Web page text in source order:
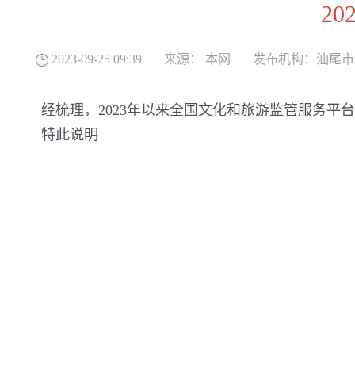
2023-09-25 09:39 来源： 本网 发布机构： 汕尾
经梳理，2023年以来全国文化和旅游监管服务平
特此说明